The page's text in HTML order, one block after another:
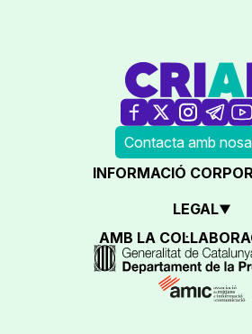
Contacta amb
INFORMACIÓ
LEGAL
AMB LA